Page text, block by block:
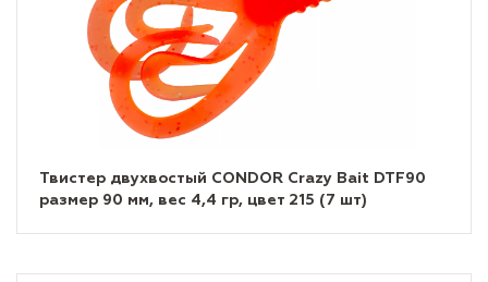
Твистер двухвостый CONDOR Crazy Bait DTF90
размер 90 мм, вес 4,4 гр, цвет 215 (7 шт)